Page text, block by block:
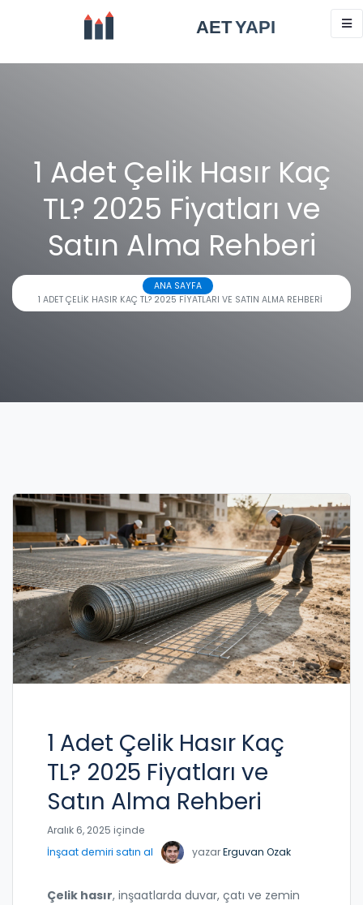
1 Adet Çelik Hasır Kaç
TL? 2025 Fiyatları ve
Satın Alma Rehberi
ANA SAYFA
1 ADET ÇELIK HASIR KAÇ TL? 2025 FIYATLARI VE SATIN ALMA REHBERI
1 Adet Çelik Hasır Kaç
TL? 2025 Fiyatları ve
Satın Alma Rehberi
Aralık 6, 2025 içinde
İnşaat demiri satın al
yazarErguvan Ozak
Çelik hasır, inşaatlarda duvar, çatı ve zemin